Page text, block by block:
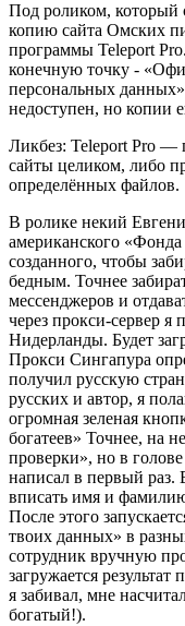
Под роликом, который
копию сайта Омских
программы Teleport
конечную точку -
персональных
недоступен, но копии
Ликбез: Teleport Pro —
сайты целиком, либо
определённых файлов.
В ролике некий
американского
созданного, чтобы
бедным. Точнее
мессенджеров и
через прокси-сервер
Нидерланды. Будет
Прокси Сингапура
получил русскую
русских и автор, я
огромная зеленая
богатеев» Точнее, на
проверки», но в
написал в первый
вписать имя и
После этого
твоих данных» в
сотрудник вручную
загружается
я забивал, мне
богатый!).